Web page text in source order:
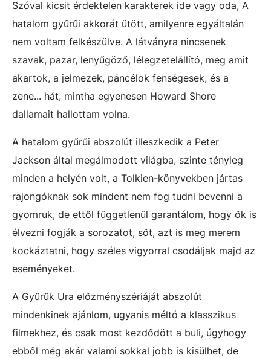
Szóval kicsit érdektelen karakterek ide vagy oda, A
hatalom gyűrűi akkorát ütött, amilyenre egyáltalán
nem voltam felkészülve. A látványra nincsenek
szavak, pazar, lenyűgöző, lélegzetelállító, meg amit
akartok, a jelmezek, páncélok fenségesek, és a
zene... hát, mintha egyenesen Howard Shore
dallamait hallottam volna.
A hatalom gyűrűi abszolút illeszkedik a Peter
Jackson által megálmodott világba, szinte tényleg
minden a helyén volt, a Tolkien-könyvekben jártas
rajongóknak sok mindent nem fog tudni bevenni a
gyomruk, de ettől függetlenül garantálom, hogy ők is
élvezni fogják a sorozatot, sőt, azt is meg merem
kockáztatni, hogy széles vigyorral csodáljak majd az
eseményeket.
A Gyűrűk Ura előzményszériáját abszolút
mindenkinek ajánlom, ugyanis méltó a klasszikus
filmekhez, és csak most kezdődött a buli, úgyhogy
ebből még akár valami sokkal jobb is kisülhet, de